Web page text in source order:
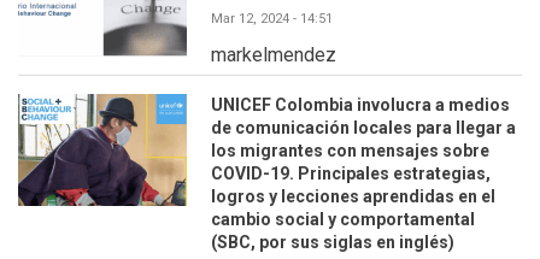
Mar 12, 2024 - 14:51
markelmendez
UNICEF Colombia involucra a medios
de comunicación locales para llegar a
los migrantes con mensajes sobre
COVID-19. Principales estrategias,
logros y lecciones aprendidas en el
cambio social y comportamental
(SBC, por sus siglas en inglés)